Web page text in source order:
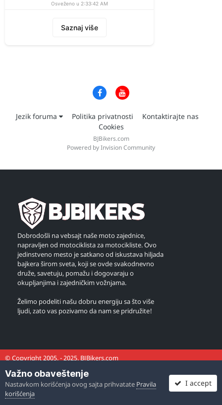
Osveženo u 2:33:42 AM
Saznaj više
Jezik foruma Politika privatnosti
Kontaktirajte nas
Cookies
BJBikers.com
Powered by Invision Community
Dobrodošli na vebsajt naše moto zajednice,
napravljen od motociklista za motocikliste. Ovo
jedinstveno mesto je satkano od iskustava hiljada
bajkera širom sveta, koji se ovde svakodnevno
druže, savetuju, pomažu i dogovaraju o
okupljanjima i zajedničkim vožnjama.
Želimo podeliti našu dobru energiju sa što više
ljudi, zato vas pozivamo da nam se pridružite!
© Copyright 2005. - 2025. BJBikers.com
Važno obaveštenje
Nastavkom korišćenja ovog sajta prihvatate Pravila
korišćenja
I accept